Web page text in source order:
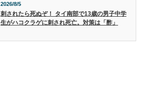
2026/8/5
刺されたら死ぬぞ！ タイ南部で13歳の男子中学
生がハコクラゲに刺され死亡。対策は「酢」